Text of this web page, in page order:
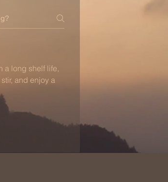
a long shelf life,
and enjoy a